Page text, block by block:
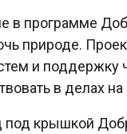
в программе
природе.
и поддержку
в делах
под крышкой